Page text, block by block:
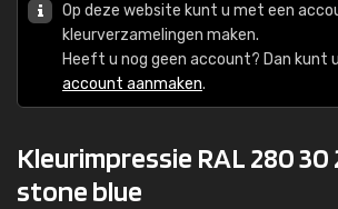
Op deze website kunt u met een
kleurverzamelingen maken.
Heeft u nog geen account? Dan kunt
account aanmaken.
Kleurimpressie RAL 280
stone blue